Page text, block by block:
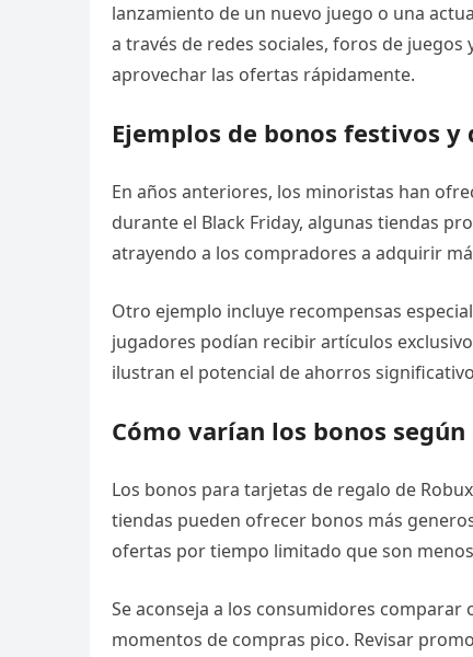
lanzamiento de un nuevo juego o una
a través de redes sociales, foros de
aprovechar las ofertas rápidamente.
Ejemplos de bonos festivos y
En años anteriores, los minoristas han
durante el Black Friday, algunas tiendas
atrayendo a los compradores a adquirir
Otro ejemplo incluye recompensas
jugadores podían recibir artículos
ilustran el potencial de ahorros
Cómo varían los bonos
Los bonos para tarjetas de regalo de
tiendas pueden ofrecer bonos más
ofertas por tiempo limitado que son
Se aconseja a los consumidores
momentos de compras pico. Revisar